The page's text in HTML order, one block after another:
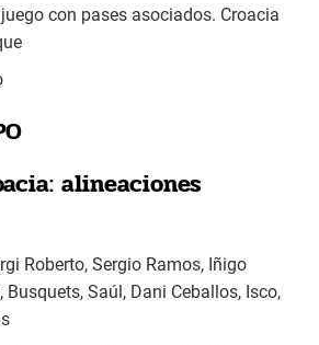
con pases asociados. Croacia
alineaciones
Roberto, Sergio Ramos, Iñigo
Saúl, Dani Ceballos, Isco,